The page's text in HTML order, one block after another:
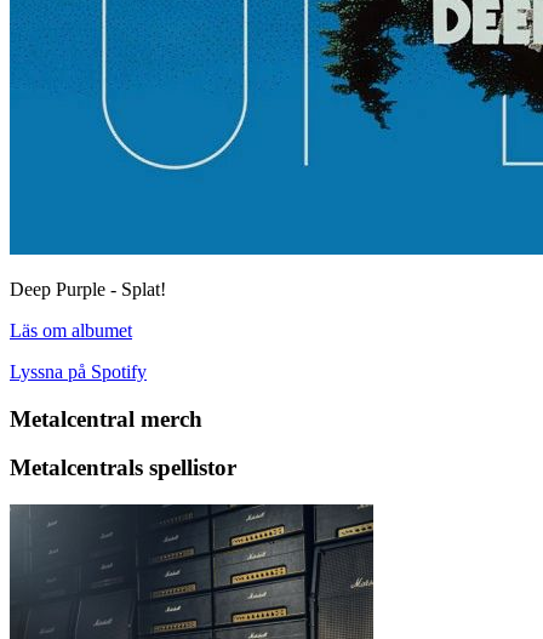
Deep Purple - Splat!
Läs om albumet
Lyssna på Spotify
Metalcentral merch
Metalcentrals spellistor